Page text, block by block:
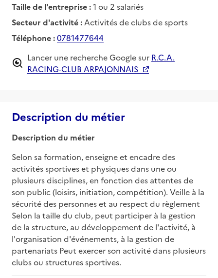
Taille de l'entreprise :1 ou 2 salariés
Secteur d'activité : Activités de clubs de sports
Téléphone :0781477644
Lancer une recherche Google sur R.C.A.
RACING-CLUB ARPAJONNAIS
Description du métier
Description du métier
Selon sa formation, enseigne et encadre des
activités sportives et physiques dans une ou
plusieurs disciplines, en fonction des attentes de
son public (loisirs, initiation, compétition). Veille à la
sécurité des personnes et au respect du règlement
Selon la taille du club, peut participer à la gestion
de la structure, au développement de l'activité, à
l'organisation d'événements, à la gestion de
partenariats Peut exercer son activité dans plusieurs
clubs ou structures sportives.